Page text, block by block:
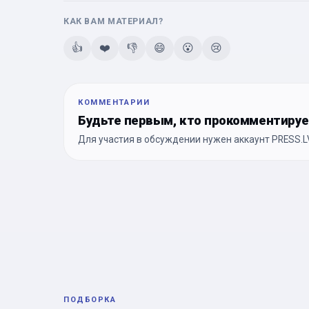
КАК ВАМ МАТЕРИАЛ?
👍 ❤️ 👎 😄 😮 😢
КОММЕНТАРИИ
Будьте первым, кто
Для участия в обсуждении нужен аккаунт
ПОДБОРКА